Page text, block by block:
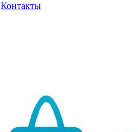
Контакты